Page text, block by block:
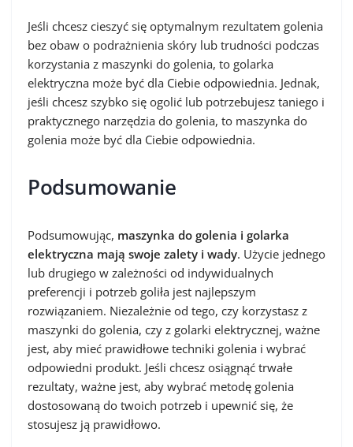
Jeśli chcesz cieszyć się optymalnym rezultatem golenia
bez obaw o podrażnienia skóry lub trudności podczas
korzystania z maszynki do golenia, to golarka
elektryczna może być dla Ciebie odpowiednia. Jednak,
jeśli chcesz szybko się ogolić lub potrzebujesz taniego i
praktycznego narzędzia do golenia, to maszynka do
golenia może być dla Ciebie odpowiednia.
Podsumowanie
Podsumowując, maszynka do golenia i golarka
elektryczna mają swoje zalety i wady. Użycie jednego
lub drugiego w zależności od indywidualnych
preferencji i potrzeb goliła jest najlepszym
rozwiązaniem. Niezależnie od tego, czy korzystasz z
maszynki do golenia, czy z golarki elektrycznej, ważne
jest, aby mieć prawidłowe techniki golenia i wybrać
odpowiedni produkt. Jeśli chcesz osiągnąć trwałe
rezultaty, ważne jest, aby wybrać metodę golenia
dostosowaną do twoich potrzeb i upewnić się, że
stosujesz ją prawidłowo.